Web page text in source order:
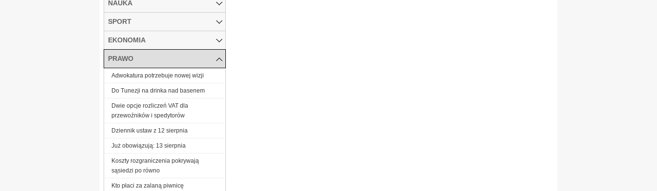
NAUKA
SPORT
EKONOMIA
PRAWO
Adwokatura potrzebuje nowej wizji
Do Tunezji na drinka nad basenem
Dwie opcje rozliczeń VAT dla
przewoźników i spedytorów
Dziennik ustaw z 12 sierpnia
Już obowiązują: 13 sierpnia
Koszty rozgraniczenia pokrywają
sąsiedzi po równo
Kto płaci za zalaną piwnicę